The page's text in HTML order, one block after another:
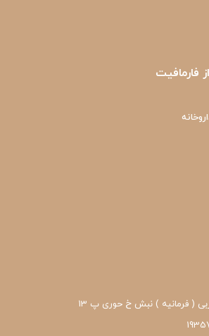
فارمافیت
( فرمانیه ) نبش خ حوری پ 13